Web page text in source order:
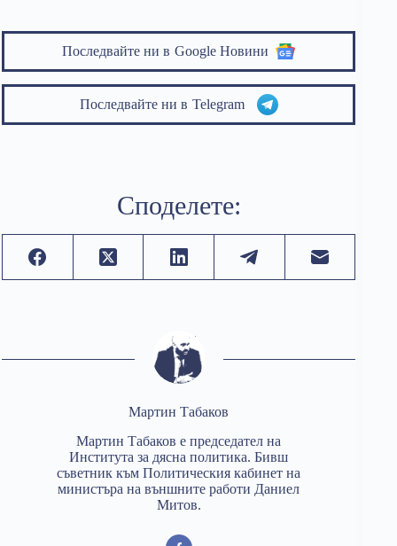
Последвайте ни в Google Новини
Последвайте ни в Telegram
Споделете:
Мартин Табаков
Мартин Табаков е председател на
Института за дясна политика. Бивш
съветник към Политическия кабинет на
министъра на външните работи Даниел
Митов.